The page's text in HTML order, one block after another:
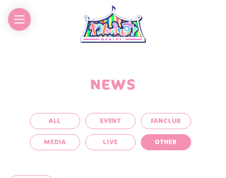
CONTACT
NEWS
ALL EVENT FANCLUB
MEDIA LIVE OTHER